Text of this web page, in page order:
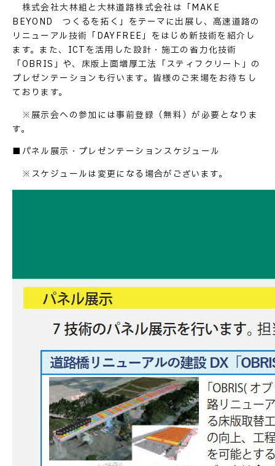
株式会社大林組と大林道路株式会社は「MAKE
BEYOND つくるを拓く」をテーマに出展し、高速道路の
リニューアル技術「DAYFREE」をはじめ新技術を紹介し
ます。また、ICTを活用した設計・施工の省力化技術
「OBRIS」や、床版上面増厚工法「スティフクリート」の
プレゼンテーションも行います。皆様のご来場をお待ちし
ております。
※展示会への参加には事前登録（無料）が必要となりま
す。
■パネル展示・プレゼンテーションスケジュール
※スケジュールは変更になる場合がございます。